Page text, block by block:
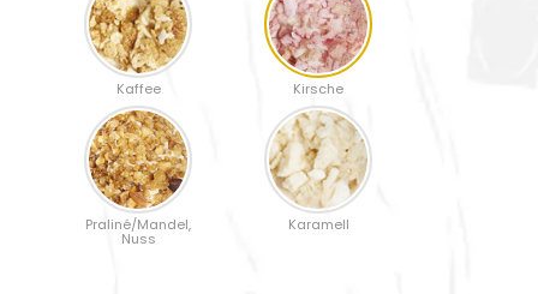
Kaffee Kirsche
Praliné/Mandel,
Nuss
Karamell